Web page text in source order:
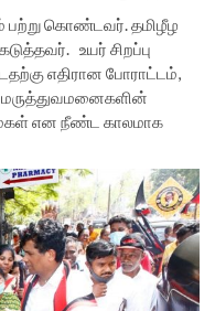
பற்று கொண்டவர். தமிழீழ
உயர் சிறப்பு
எதிரான போராட்டம்,
மருத்துவமனைகளின்
என நீண்ட காலமாக